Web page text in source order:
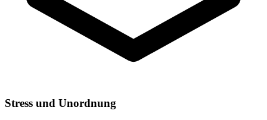
Stress und Unordnung